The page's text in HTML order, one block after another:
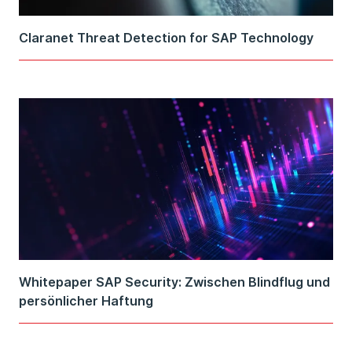
Claranet Threat Detection for SAP Technology
Whitepaper SAP Security: Zwischen Blindflug und
persönlicher Haftung